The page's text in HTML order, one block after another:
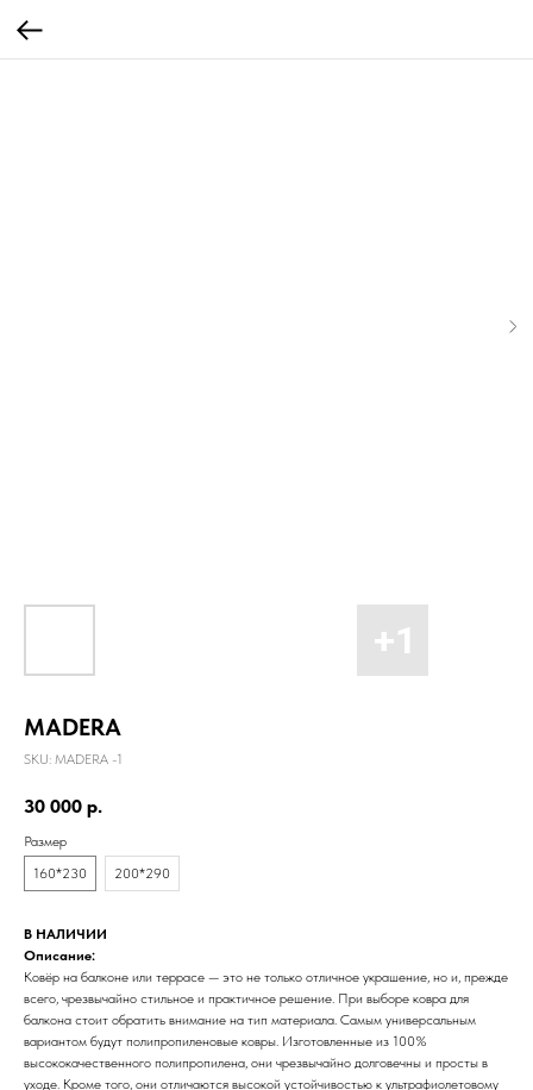
MADERA
SKU: MADERA -1
30 000 р.
Размер
160*230
200*290
В НАЛИЧИИ
Описание:
Ковёр на балконе или террасе — это не только отличное украшение, но и, прежде
всего, чрезвычайно стильное и практичное решение. При выборе ковра для
балкона стоит обратить внимание на тип материала. Самым универсальным
вариантом будут полипропиленовые ковры. Изготовленные из 100%
высококачественного полипропилена, они чрезвычайно долговечны и просты в
уходе. Кроме того, они отличаются высокой устойчивостью к ультрафиолетовому